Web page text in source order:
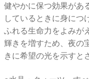
健やかに保つ効果があ
しているときに身につ
ふれる生命力をよみが
輝きを増すため、夜の
きに希望の光を示すと